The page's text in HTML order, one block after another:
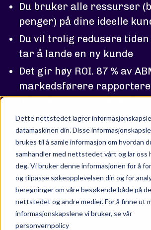
Dette nettstedet lagrer
datamaskinen din. Disse
brukes til å samle informasjon om hvordan
samhandler med nettstedet vårt og lar oss
deg. Vi bruker denne informasjonen for å
og tilpasse søkeopplevelsen din og for
beregninger om våre besøkende både på
nettstedet og andre medier. For å finne ut
informasjonskapslene vi bruker, se vår
personvernpolicy
Du bruker alle ressurser
penger) på dine ideelle
Du vil trolig redusere
tar å lande en ny kunde
Det gir høy ROI. 87 % av
markedsførere
utkonkurrerer andre
Hvem passer det
Du har innsett at dine
tjenester ikke passer
Du har kartlagt kjennetegn
ideelle kunder